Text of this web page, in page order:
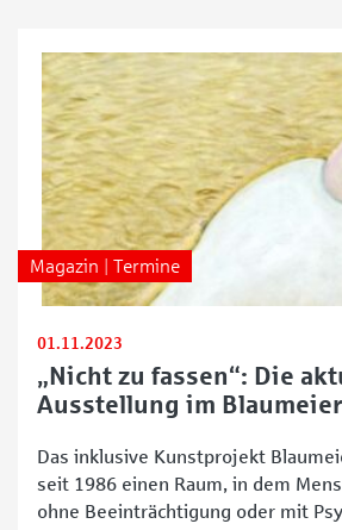
Magazin | Termine
01.11.2023
„Nicht zu fassen“: Die
Ausstellung im
Das inklusive Kunstprojekt
seit 1986 einen Raum, in dem
ohne Beeinträchtigung oder mit